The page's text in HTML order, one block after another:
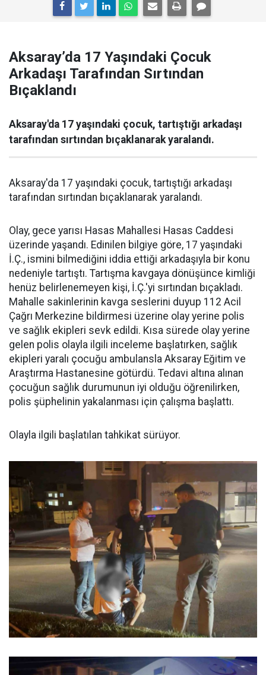
Aksaray’da 17 Yaşındaki Çocuk
Arkadaşı Tarafından Sırtından
Bıçaklandı
Aksaray'da 17 yaşındaki çocuk, tartıştığı arkadaşı
tarafından sırtından bıçaklanarak yaralandı.
Aksaray'da 17 yaşındaki çocuk, tartıştığı arkadaşı
tarafından sırtından bıçaklanarak yaralandı.
Olay, gece yarısı Hasas Mahallesi Hasas Caddesi
üzerinde yaşandı. Edinilen bilgiye göre, 17 yaşındaki
İ.Ç., ismini bilmediğini iddia ettiği arkadaşıyla bir konu
nedeniyle tartıştı. Tartışma kavgaya dönüşünce kimliği
henüz belirlenemeyen kişi, İ.Ç.'yi sırtından bıçakladı.
Mahalle sakinlerinin kavga seslerini duyup 112 Acil
Çağrı Merkezine bildirmesi üzerine olay yerine polis
ve sağlık ekipleri sevk edildi. Kısa sürede olay yerine
gelen polis olayla ilgili inceleme başlatırken, sağlık
ekipleri yaralı çocuğu ambulansla Aksaray Eğitim ve
Araştırma Hastanesine götürdü. Tedavi altına alınan
çocuğun sağlık durumunun iyi olduğu öğrenilirken,
polis şüphelinin yakalanması için çalışma başlattı.
Olayla ilgili başlatılan tahkikat sürüyor.